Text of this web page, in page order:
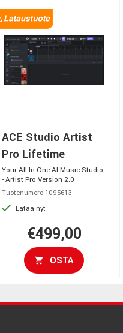
ACE Studio Artist
Pro Lifetime
Your All-In-One AI Music Studio
- Artist Pro Version 2.0
Tuotenumero 1095613
Lataa nyt
€499,00
OSTA